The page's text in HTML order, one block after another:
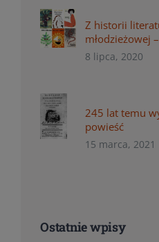
Z historii
młodzieżowej
8 lipca, 2020
245 lat temu
powieść
15 marca, 2021
Ostatnie wpisy